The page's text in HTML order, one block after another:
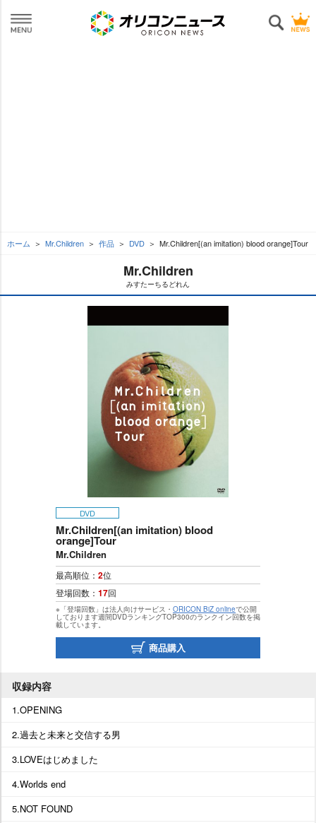
ホーム Mr.Children 作品 DVD Mr.Children[(an imitation) blood orange]Tour
Mr.Children
みすたーちるどれん
DVD
Mr.Children[(an imitation) blood
orange]Tour
Mr.Children
最高順位： 2位
登場回数： 17回
※「登場回数」は法人向けサービス・ ORICON BiZ onlineで公開
しております週間DVDランキングTOP300のランクイン回数を掲
載しています。
商品購入
収録内容
1.OPENING
2.過去と未来と交信する男
3.LOVEはじめました
4.Worlds end
5.NOT FOUND